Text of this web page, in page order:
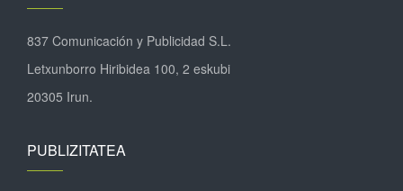
837 Comunicación y Publicidad S.L.
Letxunborro Hiribidea 100, 2 eskubi
20305 Irun.
PUBLIZITATEA